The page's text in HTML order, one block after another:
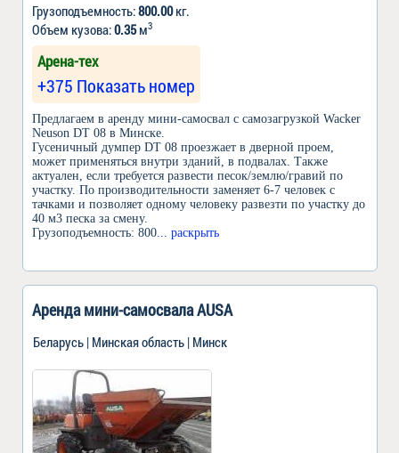
Грузоподъемность:800.00кг.
Объем кузова:0.35м3
Арена-тех
+375 Показать номер
Предлагаем в аренду мини-самосвал с самозагрузкой Wacker
Neuson DT 08 в Минске.
Гусеничный думпер DT 08 проезжает в дверной проем,
может применяться внутри зданий, в подвалах. Также
актуален, если требуется развести песок/землю/гравий по
участку. По производительности заменяет 6-7 человек с
тачками и позволяет одному человеку развезти по участку до
40 м3 песка за смену.
Грузоподъемность: 800 ... раскрыть
Аренда мини-самосвала AUSA
Беларусь | Минская область | Минск